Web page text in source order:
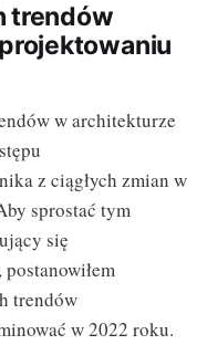
trendów
w architekturze
z ciągłych zmian w
sprostać tym
się
trendów
w 2022 roku.